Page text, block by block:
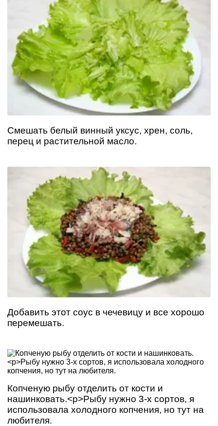
Смешать белый винный уксус, хрен, соль,
перец и растительной масло.
Добавить этот соус в чечевицу и все хорошо
перемешать.
Копченую рыбу отделить от кости и
нашинковать.<p>Рыбу нужно 3-х сортов, я
использовала холодного копчения, но тут на
любителя.